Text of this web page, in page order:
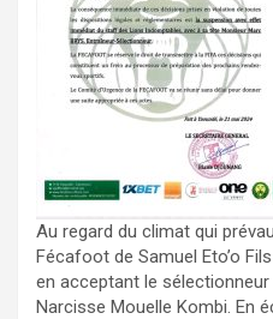
Au regard du climat qui
Fécafoot de Samuel Eto’o
en acceptant le
Narcisse Mouelle Kombi. En